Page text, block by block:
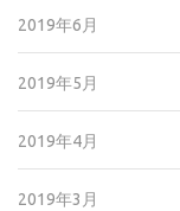
2019年6月
2019年5月
2019年4月
2019年3月